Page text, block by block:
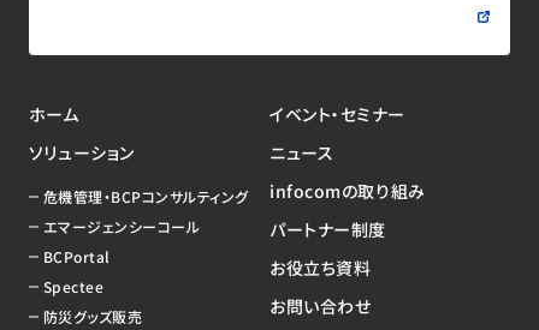
ホーム
ソリューション
危機管理・BCPコンサルティング
エマージェンシーコール
BCPortal
Spectee
防災グッズ販売
イベント・セミナー
ニュース
infocomの取り組み
パートナー制度
お役立ち資料
お問い合わせ